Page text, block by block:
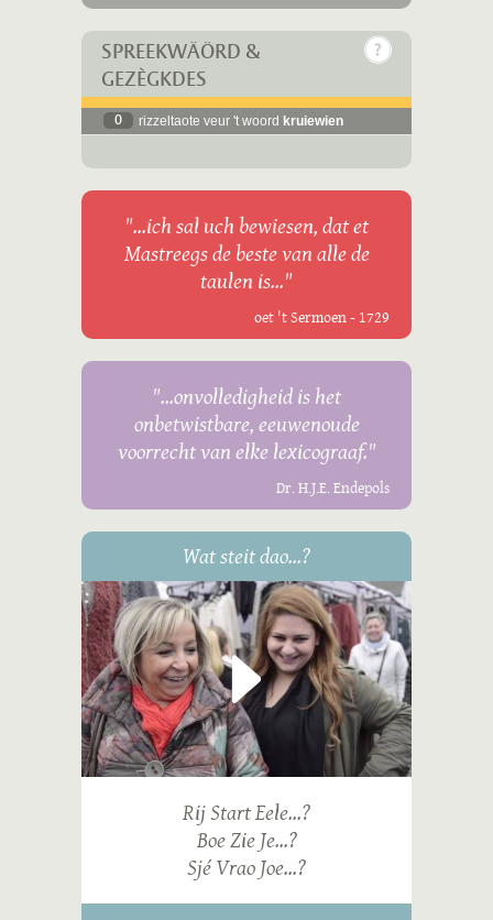
SPREEKWÄÖRD &
GEZÈGKDES
0 rizzeltaote veur 't woord kruiewien
"...ich sal uch bewiesen, dat et
Mastreegs de beste van alle de
taulen is..."
oet 't Sermoen - 1729
"...onvolledigheid is het
onbetwistbare, eeuwenoude
voorrecht van elke lexicograaf."
Dr. H.J.E. Endepols
Wat steit dao...?
Rij Start Eele...?
Boe Zie Je...?
Sjé Vrao Joe...?